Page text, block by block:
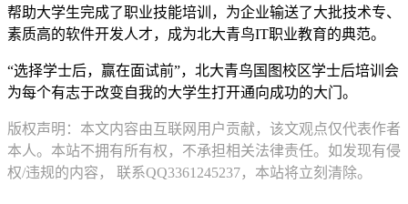
帮助大学生完成了职业技能培训，为企业输送了大批技术专、
素质高的软件开发人才，成为北大青鸟IT职业教育的典范。
“选择学士后，赢在面试前”，北大青鸟国图校区学士后培训会
为每个有志于改变自我的大学生打开通向成功的大门。
版权声明：本文内容由互联网用户贡献，该文观点仅代表作者
本人。本站不拥有所有权，不承担相关法律责任。如发现有侵
权/违规的内容， 联系QQ3361245237，本站将立刻清除。